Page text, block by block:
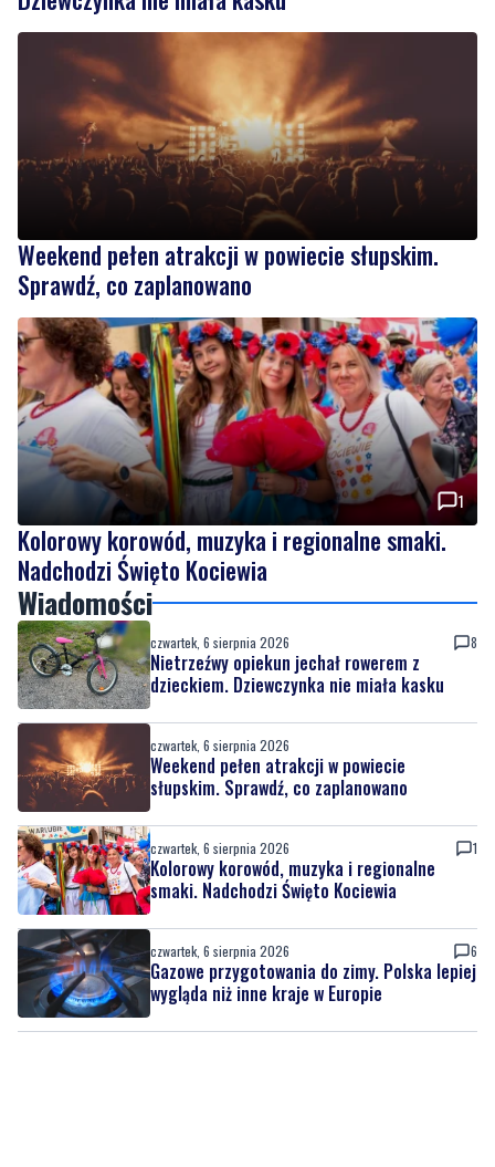
Weekend pełen atrakcji w powiecie słupskim.
Sprawdź, co zaplanowano
1
Kolorowy korowód, muzyka i regionalne smaki.
Nadchodzi Święto Kociewia
Wiadomości
czwartek, 6 sierpnia 2026
Nietrzeźwy opiekun jechał rowerem z
dzieckiem. Dziewczynka nie miała kasku
czwartek, 6 sierpnia 2026
Weekend pełen atrakcji w powiecie
czwartek, 6 sierpnia 2026
Kolorowy korowód, muzyka i regionalne
czwartek, 6 sierpnia 2026
Gazowe przygotowania do zimy. Polska lepiej